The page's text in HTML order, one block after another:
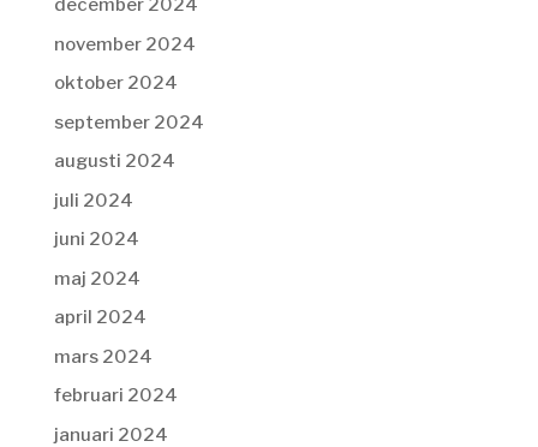
december 2024
november 2024
oktober 2024
september 2024
augusti 2024
juli 2024
juni 2024
maj 2024
april 2024
mars 2024
februari 2024
januari 2024